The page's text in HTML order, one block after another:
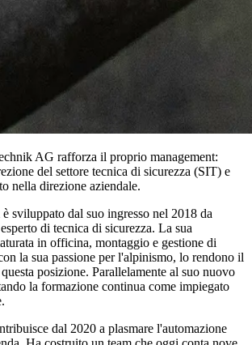
AG rafforza il proprio management:
del settore tecnica di sicurezza (SIT) e
nella direzione aziendale.
è sviluppato dal suo ingresso nel 2018 da
di tecnica di sicurezza. La sua
in officina, montaggio e gestione di
la sua passione per l'alpinismo, lo rendono il
posizione. Parallelamente al suo nuovo
la formazione continua come impiegato
dal 2020 a plasmare l'automazione